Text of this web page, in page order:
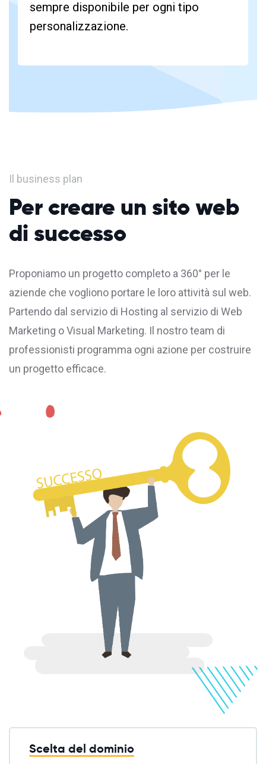
sempre disponibile per ogni tipo
personalizzazione.
Il business plan
Per creare un sito web
di successo
Proponiamo un progetto completo a 360° per le
aziende che vogliono portare le loro attività sul web.
Partendo dal servizio di Hosting al servizio di Web
Marketing o Visual Marketing. Il nostro team di
professionisti programma ogni azione per costruire
un progetto efficace.
Scelta del dominio